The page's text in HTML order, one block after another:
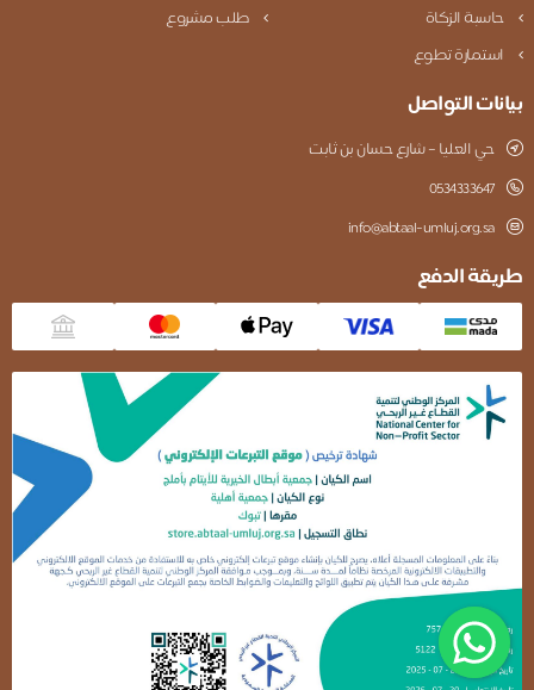
حاسبة الزكاة
طلب مشروع
استمارة تطوع
بيانات التواصل
حي العليا – شارع حسان بن ثابت
0534333647
info@abtaal-umluj.org.sa
طريقة الدفع